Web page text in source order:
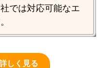
では対応可能なエ
しく見る